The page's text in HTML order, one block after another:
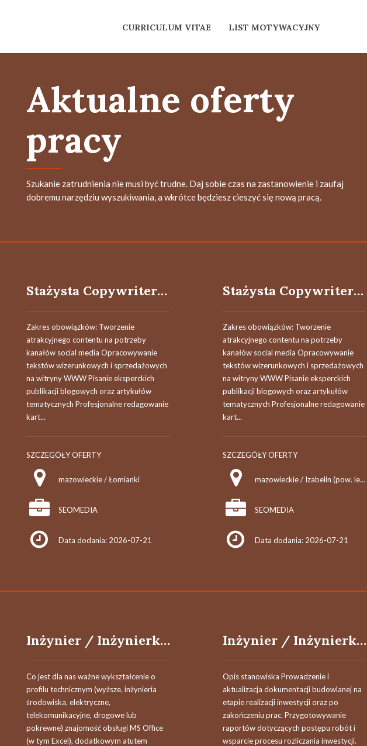
CURRICULUM VITAE LIST MOTYWACYJNY
Aktualne oferty
pracy
Szukanie zatrudnienia nie musi być trudne. Daj sobie czas na zastanowienie i zaufaj
dobremu narzędziu wyszukiwania, a wkrótce będziesz cieszyć się nową pracą.
Stażysta Copywriter / Stażystka Copywriterka
Zakres obowiązków: Tworzenie
atrakcyjnego contentu na potrzeby
kanałów social media Opracowywanie
tekstów wizerunkowych i sprzedażowych
na witryny WWW Pisanie eksperckich
publikacji blogowych oraz artykułów
tematycznych Profesjonalne redagowanie
kart...
SZCZEGÓŁY OFERTY
mazowieckie / Łomianki
SEOMEDIA
Data dodania: 2026-07-21
Stażysta Copywriter / Stażystka Copywriterka
Zakres obowiązków: Tworzenie
atrakcyjnego contentu na potrzeby
kanałów social media Opracowywanie
tekstów wizerunkowych i sprzedażowych
na witryny WWW Pisanie eksperckich
publikacji blogowych oraz artykułów
tematycznych Profesjonalne redagowanie
kart...
SZCZEGÓŁY OFERTY
mazowieckie / Izabelin (pow. legionowski, gm. Nieporęt)
SEOMEDIA
Data dodania: 2026-07-21
Inżynier / Inżynierka robót branżowych
Co jest dla nas ważne wykształcenie o
profilu technicznym (wyższe, inżynieria
środowiska, elektryczne,
telekomunikacyjne, drogowe lub
pokrewne) znajomość obsługi MS Office
(w tym Excel), dodatkowym atutem
Inżynier / Inżynierka Projektu Budowlanego
Opis stanowiska Prowadzenie i
aktualizacja dokumentacji budowlanej na
etapie realizacji inwestycji oraz po
zakończeniu prac. Przygotowywanie
raportów dotyczących postępu robót i
wsparcie procesu rozliczania inwestycji.